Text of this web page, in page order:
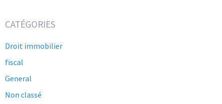
CATÉGORIES
Droit immobilier
fiscal
General
Non classé